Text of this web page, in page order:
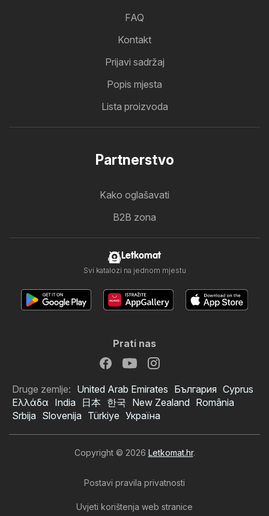
FAQ
Kontakt
Prijavi sadržaj
Popis mjesta
Lista proizvoda
Partnerstvo
Kako oglašavati
B2B zona
Letkomat
Svi katalozi na jednom mjestu
Prati nas
Druge zemlje: United Arab Emirates България Cyprus
Ελλάδα India 日本 한국 New Zealand România
Srbija Slovenija Türkiye Україна
Copyright © 2026 Letkomat.hr.
Postavi pravila privatnosti
Uvjeti korištenja web stranice